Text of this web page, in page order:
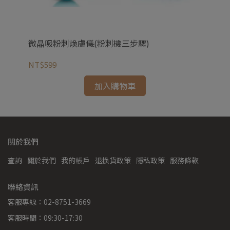
微晶吸粉刺煥膚儀(粉刺機三步驟)
NT$599
加入購物車
關於我們
查詢 關於我們 我的帳戶 退換貨政策 隱私政策 服務條款
聯絡資訊
客服專線：02-8751-3669
客服時間：09:30-17:30